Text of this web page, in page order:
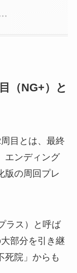
（NG+）と
目とは、最終
エンディング
版の周回プレ
ラス）と呼ば
部分を引き継
死院」からも